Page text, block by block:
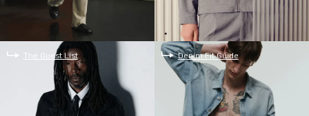
The Guest List Denim Fit Guide